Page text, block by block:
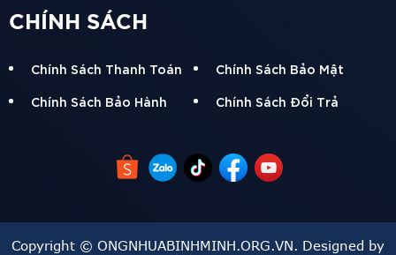
CHÍNH SÁCH
Chính Sách Thanh Toán
Chính Sách Bảo Mật
Chính Sách Bảo Hành
Chính Sách Đổi Trả
Copyright © ONGNHUABINHMINH.ORG.VN. Designed by